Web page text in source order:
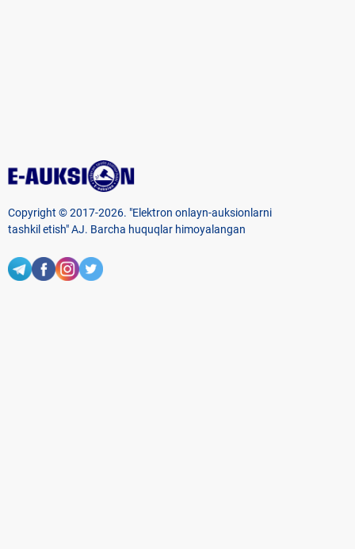
Copyright © 2017-2026. "Elektron onlayn-auksionlarni
tashkil etish" AJ. Barcha huquqlar himoyalangan